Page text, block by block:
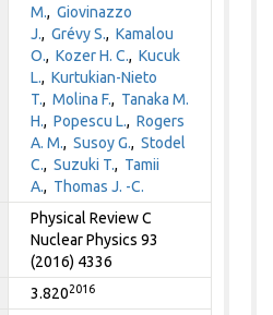
M.,Giovinazzo
J.,Grévy S.,Kamalou
O.,Kozer H. C.,Kucuk
L.,Kurtukian-Nieto
T.,Molina F., Tanaka M.
H.,Popescu L.,Rogers
A. M.,Susoy G.,Stodel
C.,Suzuki T., Tamii
A., Thomas J. -C.
Physical Review C
Nuclear Physics 93
(2016) 4336
3.8202016